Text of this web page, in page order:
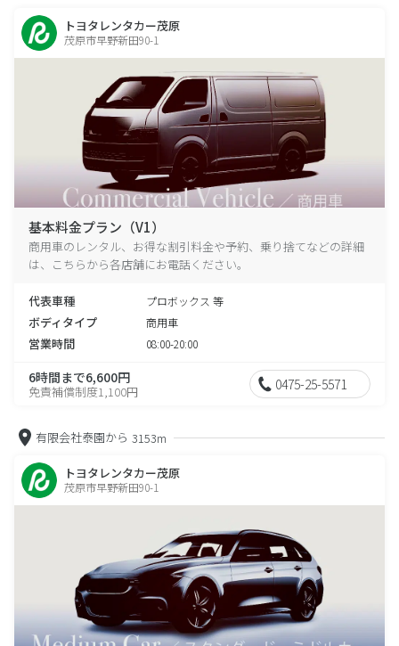
トヨタレンタカー茂原
茂原市早野新田90-1
基本料金プラン（V1）
商用車のレンタル、お得な割引料金や予約、乗り捨てなどの詳細
は、こちらから各店舗にお電話ください。
代表車種 プロボックス 等
ボディタイプ 商用車
営業時間 08:00-20:00
6時間まで6,600円
免責補償制度1,100円 0475-25-5571
有限会社泰園から 3153m
トヨタレンタカー茂原
茂原市早野新田90-1